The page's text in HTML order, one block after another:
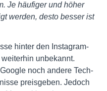
Je häufiger und höher
werden, desto besser ist
hinter den Instagram-
unbekannt.
noch andere Tech-
preisgeben. Jedoch